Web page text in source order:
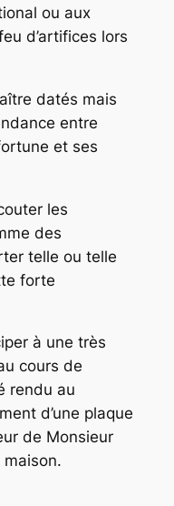
ou aux
d’artifices lors
datés mais
entre
et ses
les
des
telle ou telle
forte
à une très
cours de
rendu au
d’une plaque
de Monsieur